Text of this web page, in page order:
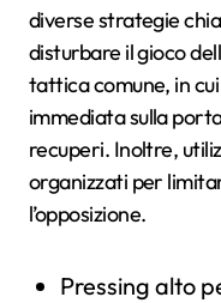
diverse strategie
disturbare il gioco
tattica comune, in
immediata sulla
recuperi. Inoltre,
organizzati per
l’opposizione.
Pressing alto